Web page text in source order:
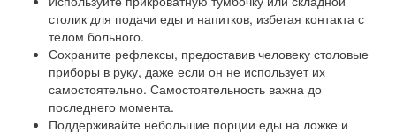
столик для подачи еды и напитков, избегая контакта с
телом больного.
Сохраните рефлексы, предоставив человеку столовые
приборы в руку, даже если он не использует их
самостоятельно. Самостоятельность важна до
последнего момента.
Поддерживайте небольшие порции еды на ложке и